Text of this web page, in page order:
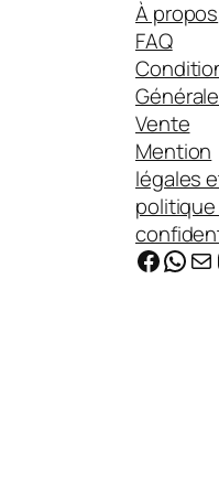
À propos
FAQ
Vente
Mention
légales
E-